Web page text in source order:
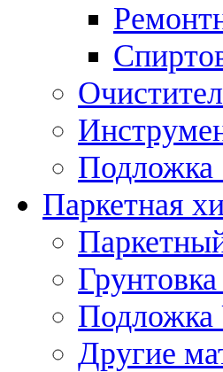
Подложка
Паркетная
Другие